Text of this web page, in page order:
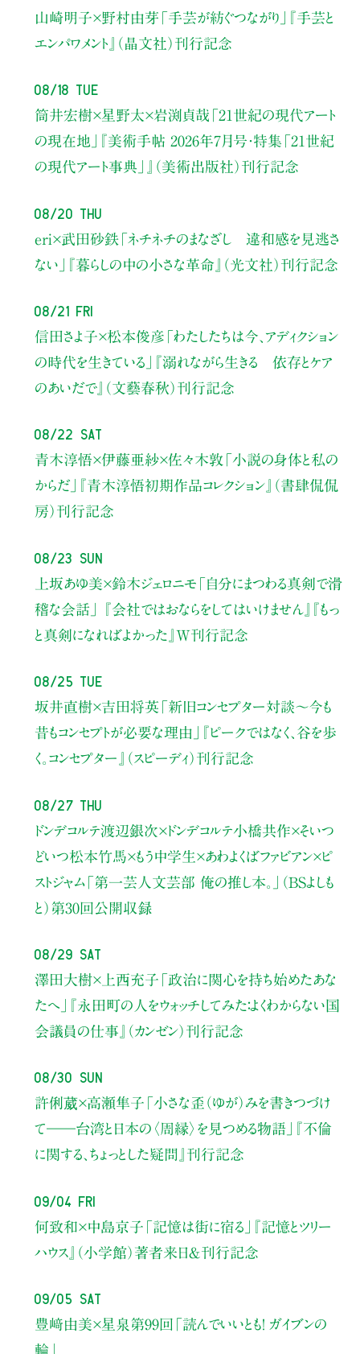
山崎明子×野村由芽 「手芸が紡ぐつながり」
『手芸と
エンパワメント』（晶文社）刊行記念
08/18 Tue
筒井宏樹×星野太×岩渕貞哉 「21世紀の現代アート
の現在地」
『美術手帖 2026年7月号・特集「21世紀
の現代アート事典」』（美術出版社）刊行記念
08/20 Thu
eri×武田砂鉄「ネチネチのまなざし 違和感を見逃さ
ない」
『暮らしの中の小さな革命』（光文社）刊行記念
08/21 Fri
信田さよ子×松本俊彦 「わたしたちは今、アディクション
の時代を生きている」
『溺れながら生きる 依存とケア
のあいだで』（文藝春秋）刊行記念
08/22 Sat
青木淳悟×伊藤亜紗×佐々木敦 「小説の身体と私の
からだ」
『青木淳悟初期作品コレクション』（書肆侃侃
房）刊行記念
08/23 Sun
上坂あゆ美×鈴木ジェロニモ 「自分にまつわる真剣で滑
稽な会話」
『会社ではおならをしてはいけません』『もっ
と真剣になればよかった』W刊行記念
08/25 Tue
坂井直樹×吉田将英「新旧コンセプター対談～今も
昔もコンセプトが必要な理由」
『ピークではなく、谷を歩
く。コンセプター』（スピーディ）刊行記念
08/27 Thu
ドンデコルテ渡辺銀次×ドンデコルテ小橋共作×そいつ
どいつ松本竹馬×もう中学生×あわよくばファビアン×ピ
ストジャム「第一芸人文芸部 俺の推し本。」（BSよしも
と） 第30回公開収録
08/29 Sat
澤田大樹×上西充子 「政治に関心を持ち始めたあな
たへ」
『永田町の人をウォッチしてみた：よくわからない国
会議員の仕事』（カンゼン）刊行記念
08/30 Sun
許俐葳×高瀬隼子 「小さな歪（ゆが）みを書きつづけ
て――台湾と日本の〈周縁〉を見つめる物語」
『不倫
に関する、ちょっとした疑問』刊行記念
09/04 Fri
何致和×中島京子 「記憶は街に宿る」
『記憶とツリー
ハウス』（小学館）著者来日＆刊行記念
09/05 Sat
豊﨑由美×星泉 第99回「読んでいいとも！ ガイブンの
輪」